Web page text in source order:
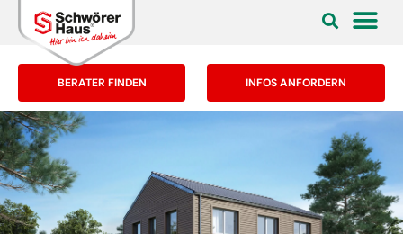
BERATER FINDEN INFOS ANFORDERN